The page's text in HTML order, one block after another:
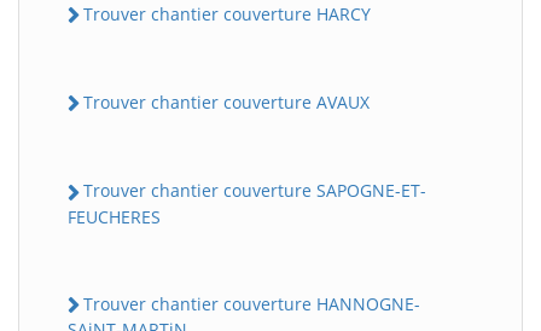
Trouver chantier couverture HARCY
Trouver chantier couverture AVAUX
Trouver chantier couverture SAPOGNE-ET-
FEUCHERES
Trouver chantier couverture HANNOGNE-